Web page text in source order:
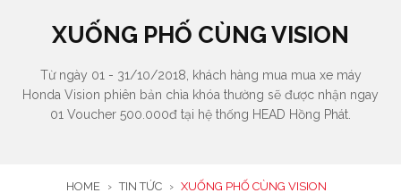
XUỐNG PHỐ CÙNG VISION
Từ ngày 01 - 31/10/2018, khách hàng mua mua xe máy
Honda Vision phiên bản chìa khóa thường sẽ được nhận ngay
01 Voucher 500.000đ tại hệ thống HEAD Hồng Phát.
HOME › TIN TỨC › XUỐNG PHỐ CÙNG VISION